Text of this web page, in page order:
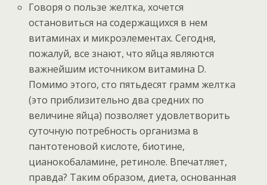
Говоря о пользе желтка, хочется
остановиться на содержащихся в нем
витаминах и микроэлементах. Сегодня,
пожалуй, все знают, что яйца являются
важнейшим источником витамина D.
Помимо этого, сто пятьдесят грамм желтка
(это приблизительно два средних по
величине яйца) позволяет удовлетворить
суточную потребность организма в
пантотеновой кислоте, биотине,
цианокобаламине, ретиноле. Впечатляет,
правда? Таким образом, диета, основанная